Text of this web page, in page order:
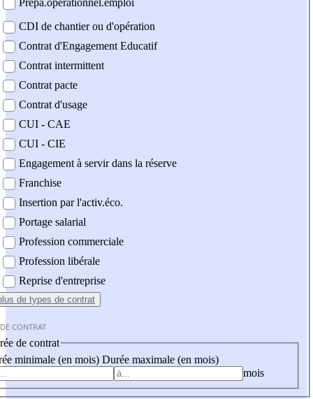
Prépa.opérationnel.emploi
CDI de chantier ou d'opération
Contrat d'Engagement Educatif
Contrat intermittent
Contrat pacte
Contrat d'usage
CUI - CAE
CUI - CIE
Engagement à servir dans la réserve
Franchise
Insertion par l'activ.éco.
Portage salarial
Profession commerciale
Profession libérale
Reprise d'entreprise
de types de contrat
CONTRAT
de contrat
minimale (en mois) Durée maximale (en mois)
mois